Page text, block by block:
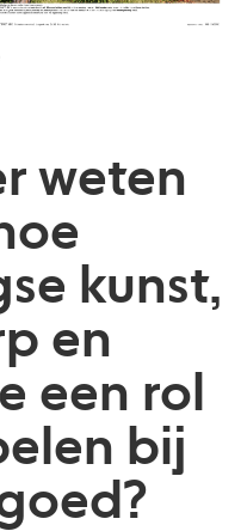
weten
kunst,
en
een rol
bij